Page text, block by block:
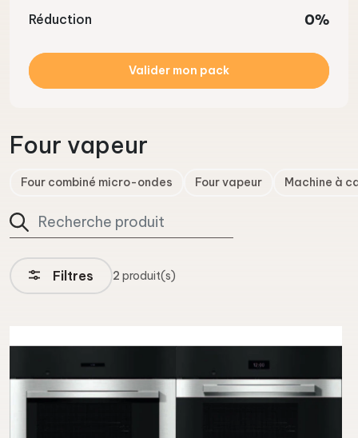
Réduction 0%
Valider mon pack
Four vapeur
Four combiné micro-ondes Four vapeur Machine à
Filtres 2 produit(s)